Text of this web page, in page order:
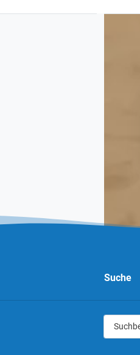
Suche